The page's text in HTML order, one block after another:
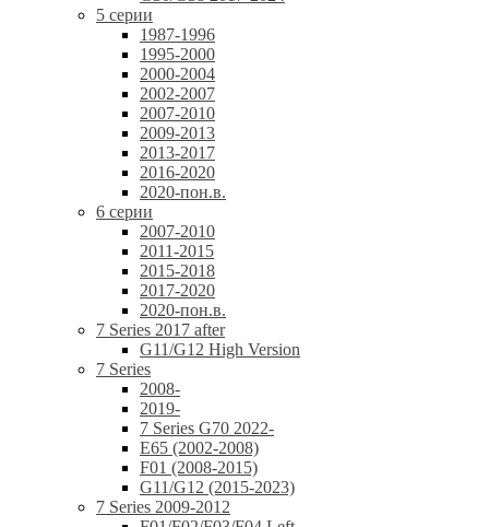
5 серии
1987-1996
1995-2000
2000-2004
2002-2007
2007-2010
2009-2013
2013-2017
2016-2020
2020-пон.в.
6 серии
2007-2010
2011-2015
2015-2018
2017-2020
2020-пон.в.
7 Series 2017 after
G11/G12 High Version
7 Series
2008-
2019-
7 Series G70 2022-
E65 (2002-2008)
F01 (2008-2015)
G11/G12 (2015-2023)
7 Series 2009-2012